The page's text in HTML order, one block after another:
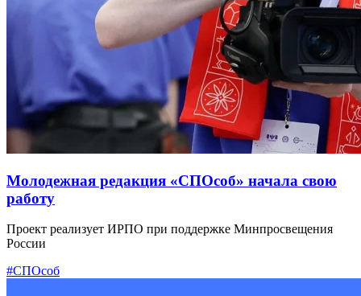
Молодежная редакция «СПОсоб» начала свою
работу
Проект реализует ИРПО при поддержке Минпросвещения
России
#СПОсоб